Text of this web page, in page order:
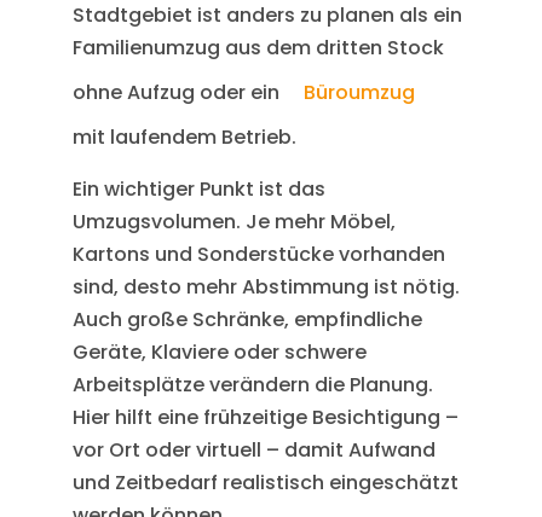
Stadtgebiet ist anders zu planen als ein
Familienumzug aus dem dritten Stock
ohne Aufzug oder ein
Büroumzug
mit laufendem Betrieb.
Ein wichtiger Punkt ist das
Umzugsvolumen. Je mehr Möbel,
Kartons und Sonderstücke vorhanden
sind, desto mehr Abstimmung ist nötig.
Auch große Schränke, empfindliche
Geräte, Klaviere oder schwere
Arbeitsplätze verändern die Planung.
Hier hilft eine frühzeitige Besichtigung –
vor Ort oder virtuell – damit Aufwand
und Zeitbedarf realistisch eingeschätzt